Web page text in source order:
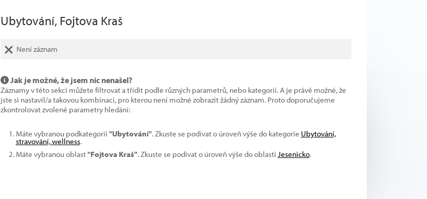
Ubytování, Fojtova Kraš
Není záznam
Jak je možné, že jsem nic nenašel?
Záznamy v této sekci můžete filtrovat a třídit podle různých parametrů, nebo kategorií. A je právě možné, že
jste si nastavil/a takovou kombinaci, pro kterou není možné zobrazit žádný záznam. Proto doporučujeme
zkontrolovat zvolené parametry hledání:
Máte vybranou podkategorii "Ubytování". Zkuste se podívat o úroveň výše do kategorie Ubytování,
stravování, wellness.
Máte vybranou oblast"Fojtova Kraš". Zkuste se podívat o úroveň výše do oblasti Jesenicko.